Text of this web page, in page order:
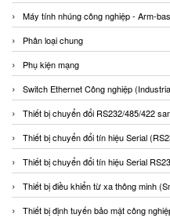
Máy tính nhúng công nghiệp - Arm-
Phân loại chung
Phụ kiện mạng
Switch Ethernet Công nghiệp
Thiết bị chuyển đổi RS232/485/422
Thiết bị chuyển đổi tín hiệu Serial
Thiết bị chuyển đổi tín hiệu Serial
Thiết bị điều khiển từ xa thông minh
Thiết bị định tuyến bảo mật công